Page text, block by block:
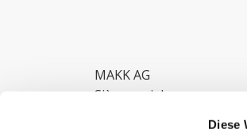
Diese
MAKK AG
Siège social: